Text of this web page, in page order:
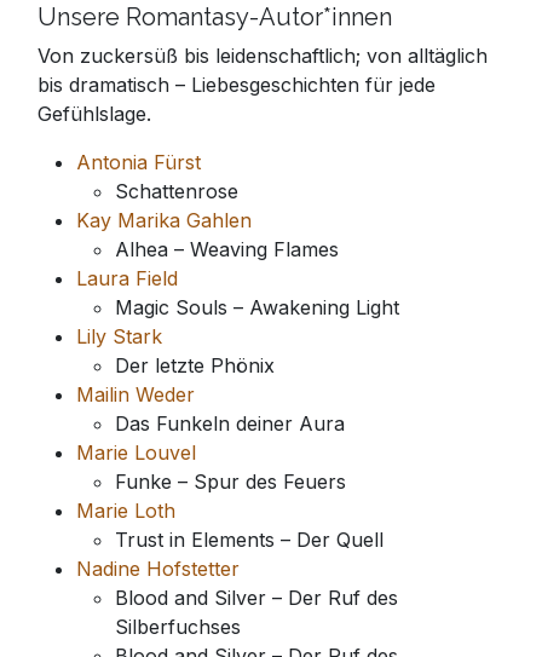
Unsere Romantasy-Autor*innen
Von zuckersüß bis leidenschaftlich; von alltäglich
bis dramatisch – Liebesgeschichten für jede
Gefühlslage.
Antonia Fürst
Schattenrose
Kay Marika Gahlen
Alhea – Weaving Flames
Laura Field
Magic Souls – Awakening Light
Lily Stark
Der letzte Phönix
Mailin Weder
Das Funkeln deiner Aura
Marie Louvel
Funke – Spur des Feuers
Marie Loth
Trust in Elements – Der Quell
Nadine Hofstetter
Blood and Silver – Der Ruf des
Silberfuchses